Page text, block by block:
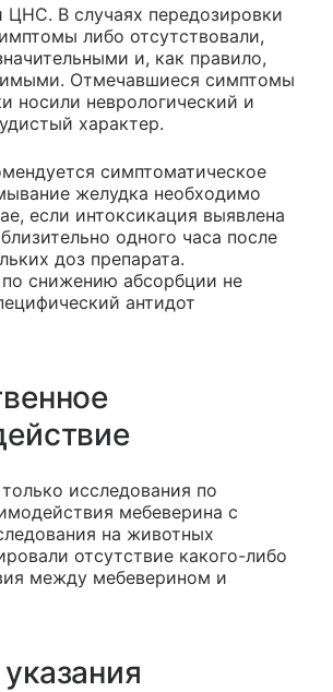
ЦНС. В случаях передозировки
либо отсутствовали,
и, как правило,
Отмечавшиеся симптомы
носили неврологический и
характер.
симптоматическое
желудка необходимо
если интоксикация выявлена
одного часа после
доз препарата.
снижению абсорбции не
антидот
исследования по
мебеверина с
на животных
отсутствие какого-либо
между мебеверином и